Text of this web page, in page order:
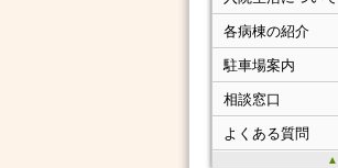
▲
各病棟の紹介
駐車場案内
相談窓口
よくある質問